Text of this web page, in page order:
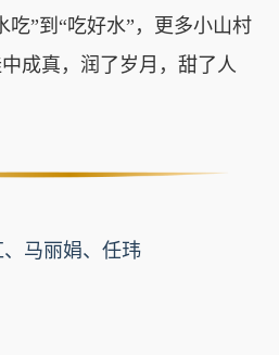
吃”到“吃好水”，更多小山村
成真，润了岁月，甜了人
马丽娟、任玮